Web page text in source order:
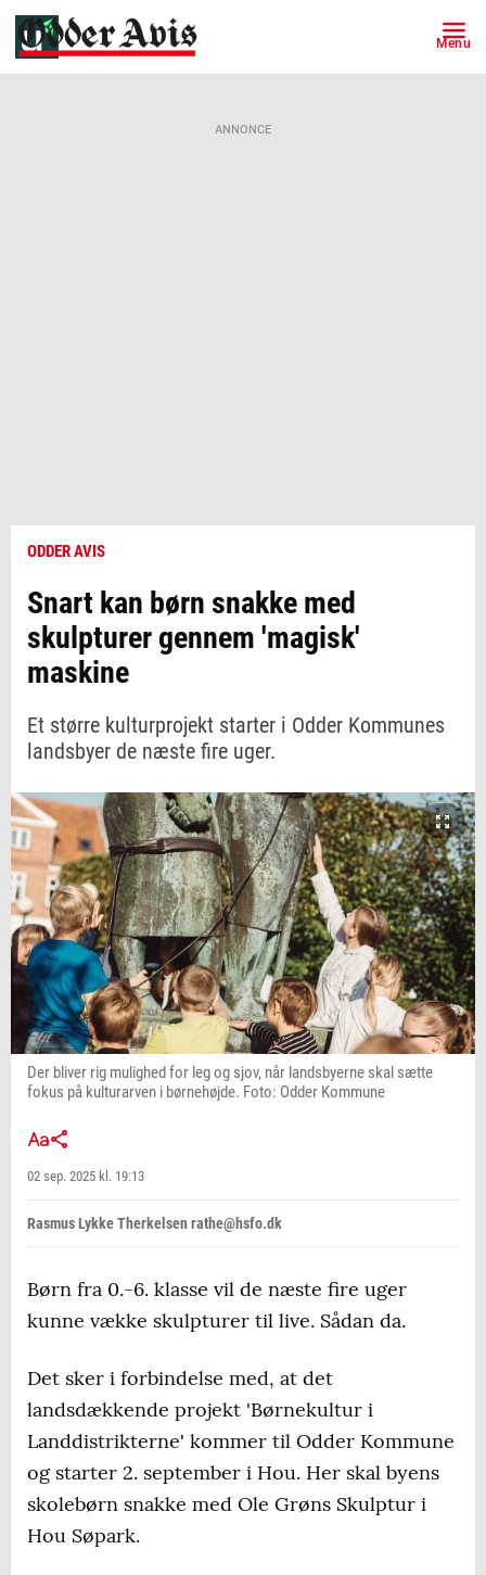
Menu
ANNONCE
ODDER AVIS
Snart kan børn snakke med
skulpturer gennem 'magisk'
maskine
Et større kulturprojekt starter i Odder Kommunes
landsbyer de næste fire uger.
Der bliver rig mulighed for leg og sjov, når landsbyerne skal sætte
fokus på kulturarven i børnehøjde. Foto: Odder Kommune
02 sep. 2025 kl. 19:13
Rasmus Lykke Therkelsen rathe@hsfo.dk
Børn fra 0.-6. klasse vil de næste fire uger
kunne vække skulpturer til live. Sådan da.
Det sker i forbindelse med, at det
landsdækkende projekt 'Børnekultur i
Landdistrikterne' kommer til Odder Kommune
og starter 2. september i Hou. Her skal byens
skolebørn snakke med Ole Grøns Skulptur i
Hou Søpark.